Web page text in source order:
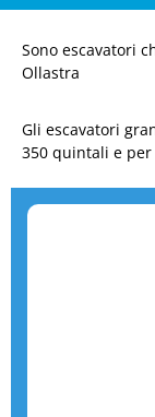
Sono escavatori
Ollastra
Gli escavatori
350 quintali e